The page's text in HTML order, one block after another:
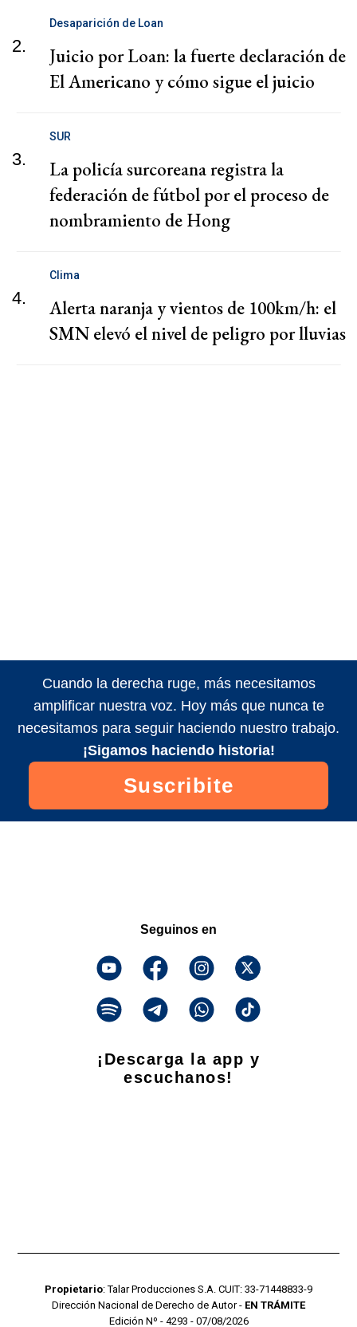
2.
Desaparición de Loan
Juicio por Loan: la fuerte declaración de
El Americano y cómo sigue el juicio
3.
SUR
La policía surcoreana registra la
federación de fútbol por el proceso de
nombramiento de Hong
4.
Clima
Alerta naranja y vientos de 100km/h: el
SMN elevó el nivel de peligro por lluvias
Cuando la derecha ruge, más necesitamos
amplificar nuestra voz. Hoy más que nunca te
necesitamos para seguir haciendo nuestro trabajo.
¡Sigamos haciendo historia!
Suscribite
Seguinos en
¡Descarga la app y
escuchanos!
Propietario: Talar Producciones S.A. CUIT: 33-71448833-9
Dirección Nacional de Derecho de Autor - EN TRÁMITE
Edición Nº - 4293 - 07/08/2026